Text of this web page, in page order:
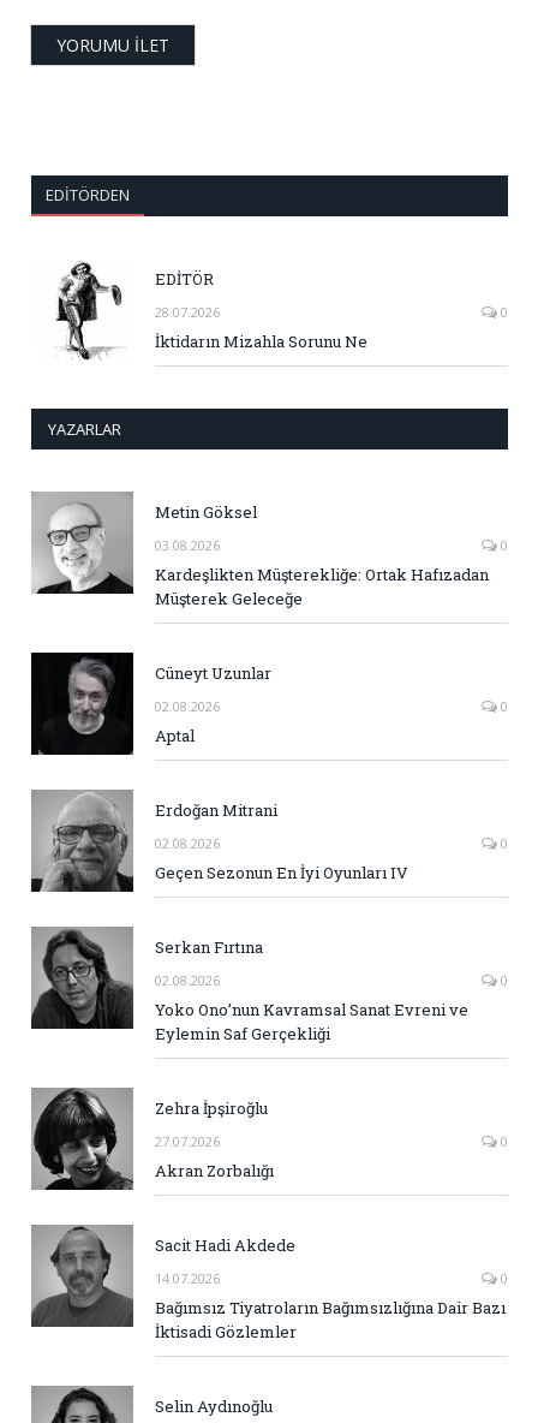
EDITÖRDEN
EDİTÖR
28.07.2026 0
İktidarın Mizahla Sorunu Ne
YAZARLAR
Metin Göksel
03.08.2026 0
Kardeşlikten Müşterekliğe: Ortak Hafızadan
Müşterek Geleceğe
Cüneyt Uzunlar
02.08.2026 0
Aptal
Erdoğan Mitrani
02.08.2026 0
Geçen Sezonun En İyi Oyunları IV
Serkan Fırtına
02.08.2026 0
Yoko Ono’nun Kavramsal Sanat Evreni ve
Eylemin Saf Gerçekliği
Zehra İpşiroğlu
27.07.2026 0
Akran Zorbalığı
Sacit Hadi Akdede
14.07.2026 0
Bağımsız Tiyatroların Bağımsızlığına Dair Bazı
İktisadi Gözlemler
Selin Aydınoğlu